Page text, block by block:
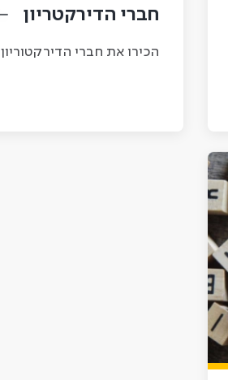
חברי הדירקטריון
הכירו את חברי